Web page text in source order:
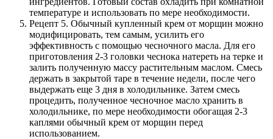
температуре и использовать по мере необходимости.
Рецепт 5. Обычный купленный крем от морщин можно
модифицировать, тем самым, усилить его
эффективность с помощью чесночного масла. Для его
приготовления 2-3 головки чеснока натереть на терке и
залить полученную массу растительным маслом. Смесь
держать в закрытой таре в течение недели, после чего
выдержать еще 3 дня в холодильнике. Затем смесь
процедить, полученное чесночное масло хранить в
холодильнике, по мере необходимости обогащая 2-3
каплями обычный крем от морщин перед
использованием.